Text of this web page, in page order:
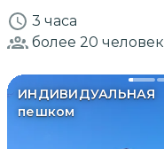
3 часа
более 20 человек
ИНДИВИДУАЛЬНАЯ
пешком